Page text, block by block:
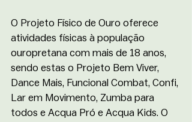
O Projeto Físico de Ouro oferece
atividades físicas à população
ouropretana com mais de 18 anos,
sendo estas o Projeto Bem Viver,
Dance Mais, Funcional Combat, Confi,
Lar em Movimento, Zumba para
todos e Acqua Pró e Acqua Kids. O